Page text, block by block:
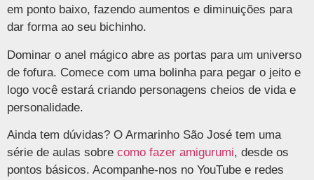
em ponto baixo, fazendo aumentos e diminuições para
dar forma ao seu bichinho.
Dominar o anel mágico abre as portas para um universo
de fofura. Comece com uma bolinha para pegar o jeito e
logo você estará criando personagens cheios de vida e
personalidade.
Ainda tem dúvidas? O Armarinho São José tem uma
série de aulas sobre como fazer amigurumi, desde os
pontos básicos. Acompanhe-nos no YouTube e redes